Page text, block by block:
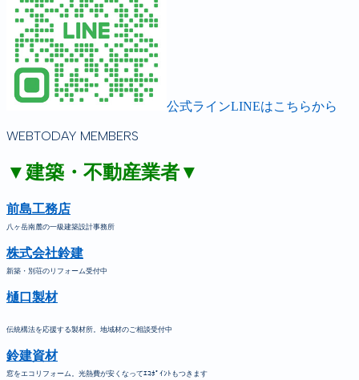
公式ラインLINEはこちらから
WEBTODAY MEMBERS
▼建築・不動産業者▼
前島工務店
八ヶ岳南麓の一級建築設計事務所
株式会社鈴建
新築・別荘のリフォーム受付中
樋口製材
伝統構法を応援する製材所。地域材のご相談受付中
鈴建資材
窓をエコリフォーム。光熱費が安くなってｴｺﾎﾟｲﾝﾄもつきます